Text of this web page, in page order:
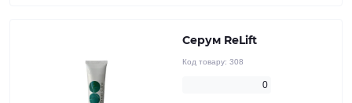
Серум ReLift
Код товару: 308
0